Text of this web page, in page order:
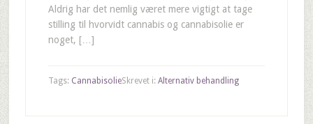
Aldrig har det nemlig været mere vigtigt at tage
stilling til hvorvidt cannabis og cannabisolie er
noget, […]
Skrevet i: Alternativ behandling
Tags: Cannabisolie